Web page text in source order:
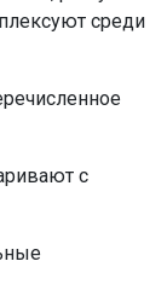
среди
с